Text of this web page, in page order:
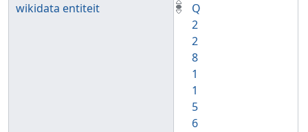
wikidata entiteit
Q
2
2
8
1
1
5
6